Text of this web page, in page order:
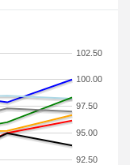
92.50
95.00
97.50
100.00
102.50